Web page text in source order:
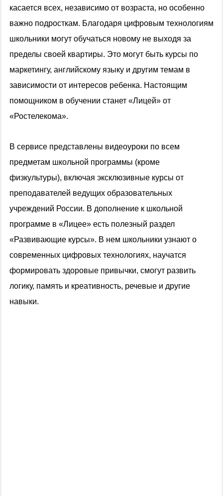
касается всех, независимо от возраста, но особенно
важно подросткам. Благодаря цифровым технологиям
школьники могут обучаться новому не выходя за
пределы своей квартиры. Это могут быть курсы по
маркетингу, английскому языку и другим темам в
зависимости от интересов ребенка. Настоящим
помощником в обучении станет «Лицей» от
«Ростелекома».
В сервисе представлены видеоуроки по всем
предметам школьной программы (кроме
физкультуры), включая эксклюзивные курсы от
преподавателей ведущих образовательных
учреждений России. В дополнение к школьной
программе в «Лицее» есть полезный раздел
«Развивающие курсы». В нем школьники узнают о
современных цифровых технологиях, научатся
формировать здоровые привычки, смогут развить
логику, память и креативность, речевые и другие
навыки.